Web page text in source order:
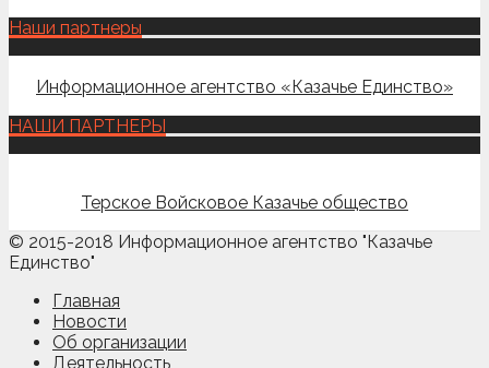
Наши партнеры
Информационное агентство «Казачье Единство»
НАШИ ПАРТНЕРЫ
Терское Войсковое Казачье общество
© 2015-2018 Информационное агентство "Казачье
Единство"
Главная
Новости
Об организации
Деятельность